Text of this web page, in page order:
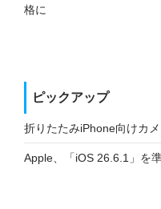
格に
ピックアップ
折りたたみiPhone向けカ
Apple、「iOS 26.6.1」を